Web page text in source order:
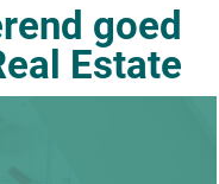
goed
Estate